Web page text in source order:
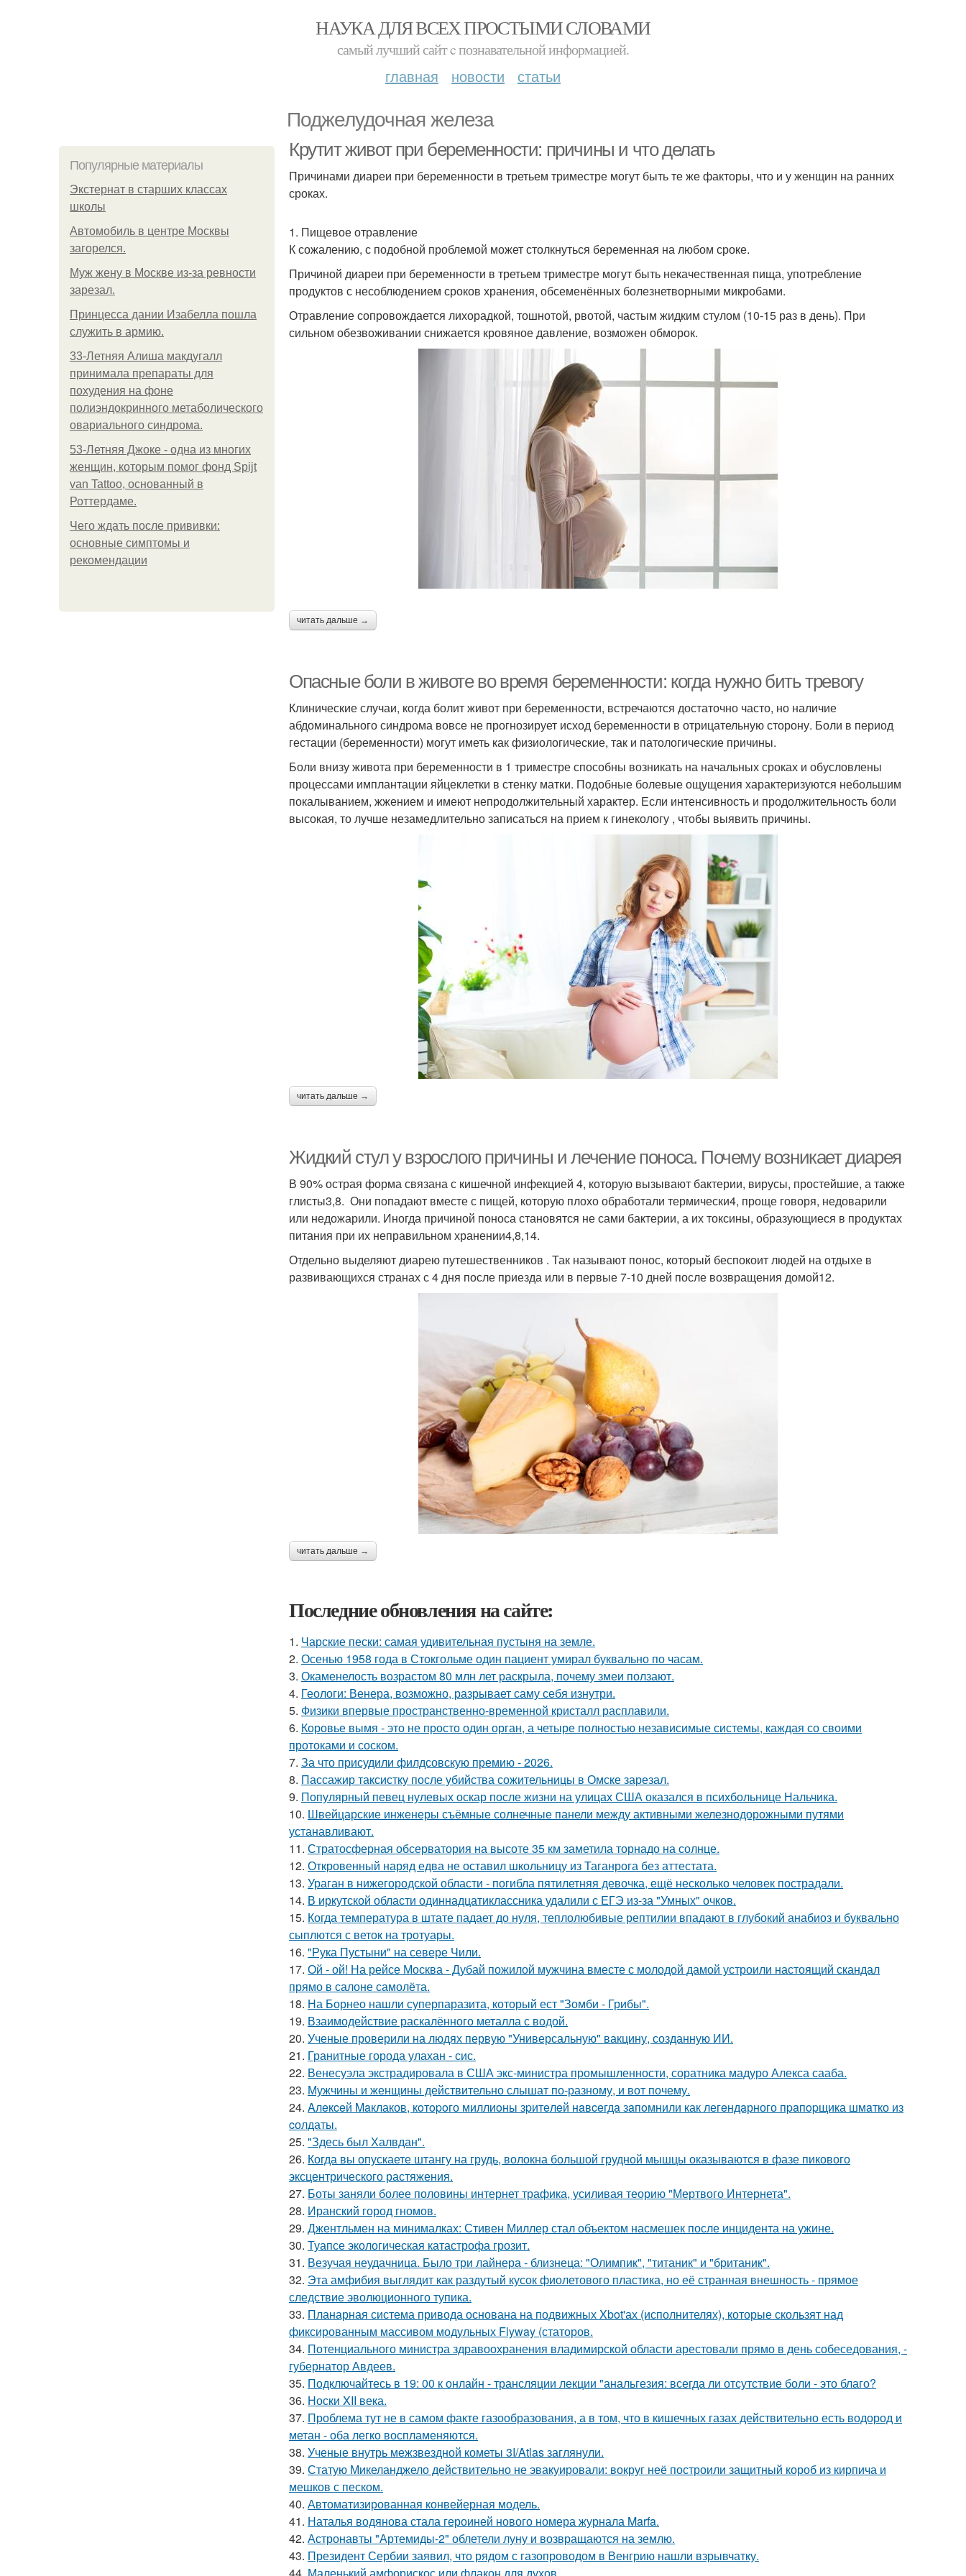
НАУКА ДЛЯ ВСЕХ ПРОСТЫМИ СЛОВАМИ
самый лучший сайт c познавательной информацией.
главная новости статьи
Поджелудочная железа
Популярные материалы
Экстернат в старших классах
школы
Автомобиль в центре Москвы
загорелся.
Mуж жену в Москве из-за ревности
зарезал.
Принцесса дании Изабелла пошла
служить в армию.
33-Летняя Алиша макдугалл
принимала препараты для
похудения на фоне
полиэндокринного метаболического
овариального синдрома.
53-Летняя Джоке - одна из многих
женщин, которым помог фонд Spijt
van Tattoo, основанный в
Роттердаме.
Чего ждать после прививки:
основные симптомы и
рекомендации
Крутит живот при беременности: причины и что делать
Причинами диареи при беременности в третьем триместре могут быть те же факторы, что и у женщин на ранних
сроках.
1. Пищевое отравление
К сожалению, с подобной проблемой может столкнуться беременная на любом сроке.
Причиной диареи при беременности в третьем триместре могут быть некачественная пища, употребление
продуктов с несоблюдением сроков хранения, обсеменённых болезнетворными микробами.
Отравление сопровождается лихорадкой, тошнотой, рвотой, частым жидким стулом (10-15 раз в день). При
сильном обезвоживании снижается кровяное давление, возможен обморок.
читать дальше →
Опасные боли в животе во время беременности: когда нужно бить тревогу
Клинические случаи, когда болит живот при беременности, встречаются достаточно часто, но наличие
абдоминального синдрома вовсе не прогнозирует исход беременности в отрицательную сторону. Боли в период
гестации (беременности) могут иметь как физиологические, так и патологические причины.
Боли внизу живота при беременности в 1 триместре способны возникать на начальных сроках и обусловлены
процессами имплантации яйцеклетки в стенку матки. Подобные болевые ощущения характеризуются небольшим
покалыванием, жжением и имеют непродолжительный характер. Если интенсивность и продолжительность боли
высокая, то лучше незамедлительно записаться на прием к гинекологу , чтобы выявить причины.
читать дальше →
Жидкий стул у взрослого причины и лечение поноса. Почему возникает диарея
В 90% острая форма связана с кишечной инфекцией 4, которую вызывают бактерии, вирусы, простейшие, а также
глисты3,8. Они попадают вместе с пищей, которую плохо обработали термически4, проще говоря, недоварили
или недожарили. Иногда причиной поноса становятся не сами бактерии, а их токсины, образующиеся в продуктах
питания при их неправильном хранении4,8,14.
Отдельно выделяют диарею путешественников . Так называют понос, который беспокоит людей на отдыхе в
развивающихся странах с 4 дня после приезда или в первые 7-10 дней после возвращения домой12.
читать дальше →
Последние обновления на сайте:
1. Чарские пески: самая удивительная пустыня на земле.
2. Осенью 1958 года в Стокгольме один пациент умирал буквально по часам.
3. Окаменелость возрастом 80 млн лет раскрыла, почему змеи ползают.
4. Геологи: Венера, возможно, разрывает саму себя изнутри.
5. Физики впервые пространственно-временной кристалл расплавили.
6. Коровье вымя - это не просто один орган, а четыре полностью независимые системы, каждая со своими
протоками и соском.
7. За что присудили филдсовскую премию - 2026.
8. Пассажир таксистку после убийства сожительницы в Омске зарезал.
9. Популярный певец нулевых оскар после жизни на улицах США оказался в психбольнице Нальчика.
10. Швейцарские инженеры съёмные солнечные панели между активными железнодорожными путями
устанавливают.
11. Стратосферная обсерватория на высоте 35 км заметила торнадо на солнце.
12. Откровенный наряд едва не оставил школьницу из Таганрога без аттестата.
13. Ураган в нижегородской области - погибла пятилетняя девочка, ещё несколько человек пострадали.
14. В иркутской области одиннадцатиклассника удалили с ЕГЭ из-за "Умных" очков.
15. Когда температура в штате падает до нуля, теплолюбивые рептилии впадают в глубокий анабиоз и буквально
сыплются с веток на тротуары.
16. "Рука Пустыни" на севере Чили.
17. Ой - ой! На рейсе Москва - Дубай пожилой мужчина вместе с молодой дамой устроили настоящий скандал
прямо в салоне самолёта.
18. На Борнео нашли суперпаразита, который ест "Зомби - Грибы".
19. Взаимодействие раскалённого металла с водой.
20. Ученые проверили на людях первую "Универсальную" вакцину, созданную ИИ.
21. Гранитные города улахан - сис.
22. Венесуэла экстрадировала в США экс-министра промышленности, соратника мадуро Алекса сааба.
23. Мужчины и женщины действительно слышат по-разному, и вот почему.
24. Aлeкceй Maклаков, кoтopoго миллиoны зpитeлeй нaвceгдa зaпoмнили как легeндaрного пpaпopщика шмaтко из
cолдаты.
25. "Здесь был Халвдан".
26. Когда вы опускаете штангу на грудь, волокна большой грудной мышцы оказываются в фазе пикового
эксцентрического растяжения.
27. Боты заняли более половины интернет трафика, усиливая теорию "Мертвого Интернета".
28. Иранский город гномов.
29. Джентльмен на минималках: Стивен Миллер стал объектом насмешек после инцидента на ужине.
30. Туапсе экологическая катастрофа грозит.
31. Везучая неудачница. Было три лайнера - близнеца: "Олимпик", "титаник" и "британик".
32. Эта амфибия выглядит как раздутый кусок фиолетового пластика, но её странная внешность - прямое
следствие эволюционного тупика.
33. Планарная система привода основана на подвижных Xbot'ах (исполнителях), которые скользят над
фиксированным массивом модульных Flyway (статоров.
34. Потенциального министра здравоохранения владимирской области арестовали прямо в день собеседования, -
губернатор Авдеев.
35. Подключайтесь в 19: 00 к онлайн - трансляции лекции "анальгезия: всегда ли отсутствие боли - это благо?
36. Носки XII века.
37. Проблема тут не в самом факте газообразования, а в том, что в кишечных газах действительно есть водород и
метан - оба легко воспламеняются.
38. Ученые внутрь межзвездной кометы 3I/Atlas заглянули.
39. Статую Микеланджело действительно не эвакуировали: вокруг неё построили защитный короб из кирпича и
мешков с песком.
40. Автоматизированная конвейерная модель.
41. Наталья водянова стала героиней нового номера журнала Marfa.
42. Астронавты "Артемиды-2" облетели луну и возвращаются на землю.
43. Президент Сербии заявил, что рядом с газопроводом в Венгрию нашли взрывчатку.